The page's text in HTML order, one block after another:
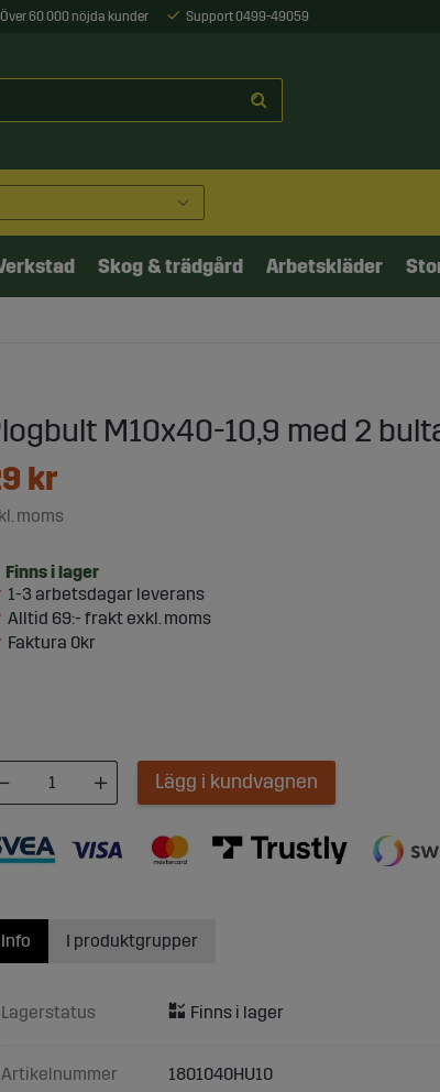
Över 60 000 nöjda kunder Support 0499-49059
Skog & trädgård Arbetskläder
M10x40-10,9 med 2
kr
moms
1-3 arbetsdagar leverans
Alltid 69:- frakt exkl. moms
Faktura 0kr
Lägg i kundvagnen
Info
Lagerstatus
Artikelnummer 1801040HU10
I produktgrupper